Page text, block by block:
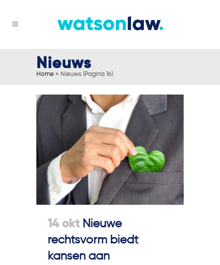
Nieuws
Home > Nieuws (Pagina 16)
14 okt Nieuwe
rechtsvorm biedt
kansen aan